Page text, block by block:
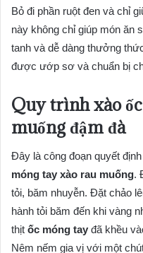
Bỏ đi phần ruột đen và chỉ
này không chỉ giúp món ăn
tanh và dễ dàng thưởng
được ướp sơ và chuẩn bị
Quy trình xào
muống đậm đà
Đây là công đoạn quyết
móng tay xào rau muống.
tỏi, băm nhuyễn. Đặt chảo
hành tỏi băm đến khi vàng
thịt ốc móng tay đã khều
Nêm nếm gia vị với một